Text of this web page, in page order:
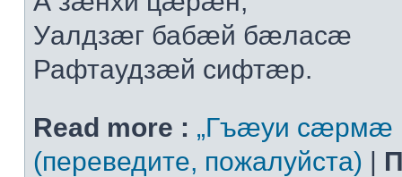
Уалдзæг бабæй бæласæ
Рафтаудзæй сифтæр.
Read more : „Гъæуи сæрмæ
(переведите, пожалуйста) |